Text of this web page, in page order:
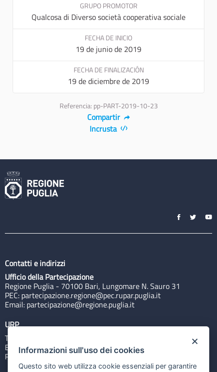
GRUPO PROMOTOR
Qualcosa di Diverso società cooperativa sociale
FECHA DE INICIO
19 de junio de 2019
FECHA DE FINALIZACIÓN
19 de diciembre de 2019
Referencia: pp-PART-2019-10-23
Compartir
Incrusta
Contatti e indirizzi
Ufficio della Partecipazione
Regione Puglia - 70100 Bari, Lungomare N. Sauro 31
PEC: partecipazione.regione@pec.rupar.puglia.it
Email: partecipazione@regione.puglia.it
URP
Tel: 800713939
Email:quiregione@regione.puglia.it
Rubrica
×
Informazioni sull'uso dei cookies
Questo sito web utilizza cookie essenziali per garantire